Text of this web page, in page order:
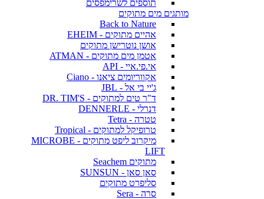
תוספים לשרימפסים
מותגים מים מתוקים
Back to Nature
אהיים מתוקים - EHEIM
אושן נוטרישן מתוקים
אטמן מים מתוקים - ATMAN
אי.פי.איי - API
אקווריומים ציאנו - Ciano
ג'יי בי אל - JBL
ד"ר טים למתוקים - DR. TIM'S
דנרלי - DENNERLE
טטרה - Tetra
טרופיקל למתוקים - Tropical
מיקרוב ליפט מתוקים - MICROBE
LIFT
מתוקים Seachem
סאן סאן - SUNSUN
סליפרט מתוקים
סרה - Sera